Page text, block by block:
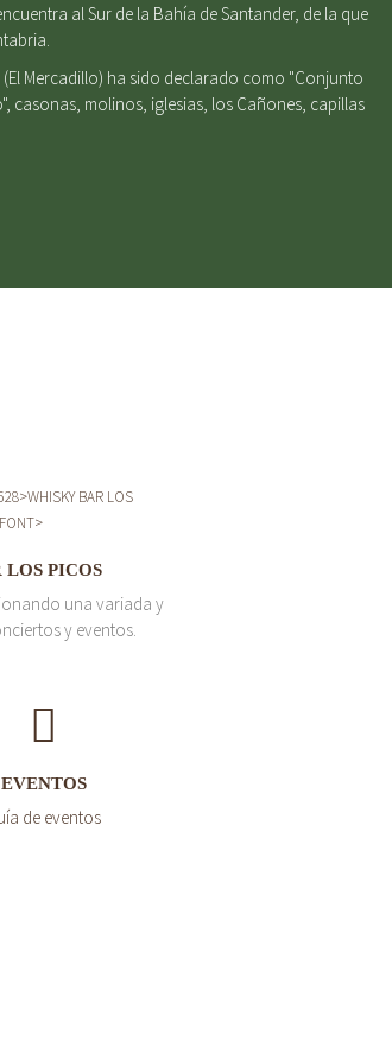
al Sur de la Bahía de Santander, de la que
Mercadillo) ha sido declarado como "Conjunto
casonas, molinos, iglesias, los Cañones, capillas
PICOS
una variada y
y eventos.
EVENTOS
de eventos